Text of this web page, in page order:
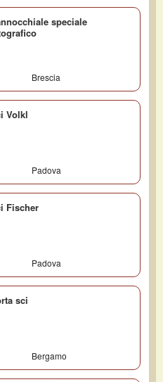
speciale
Brescia
Volkl
Padova
Fischer
Padova
sci
Bergamo